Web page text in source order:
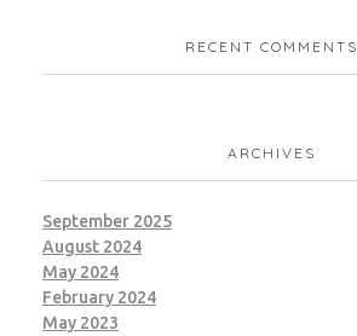
RECENT COMMENTS
ARCHIVES
September 2025
August 2024
May 2024
February 2024
May 2023